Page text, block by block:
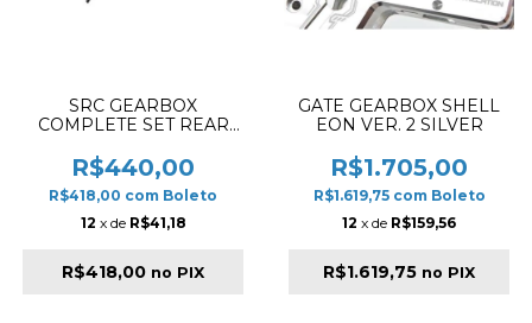
SRC GEARBOX
COMPLETE SET REAR
R$440,00
R$418,00 com Boleto
12 x de R$41,18
R$418,00 no PIX
GATE GEARBOX SHELL
EON VER. 2 SILVER
R$1.705,00
R$1.619,75 com Boleto
12 x de R$159,56
R$1.619,75 no PIX